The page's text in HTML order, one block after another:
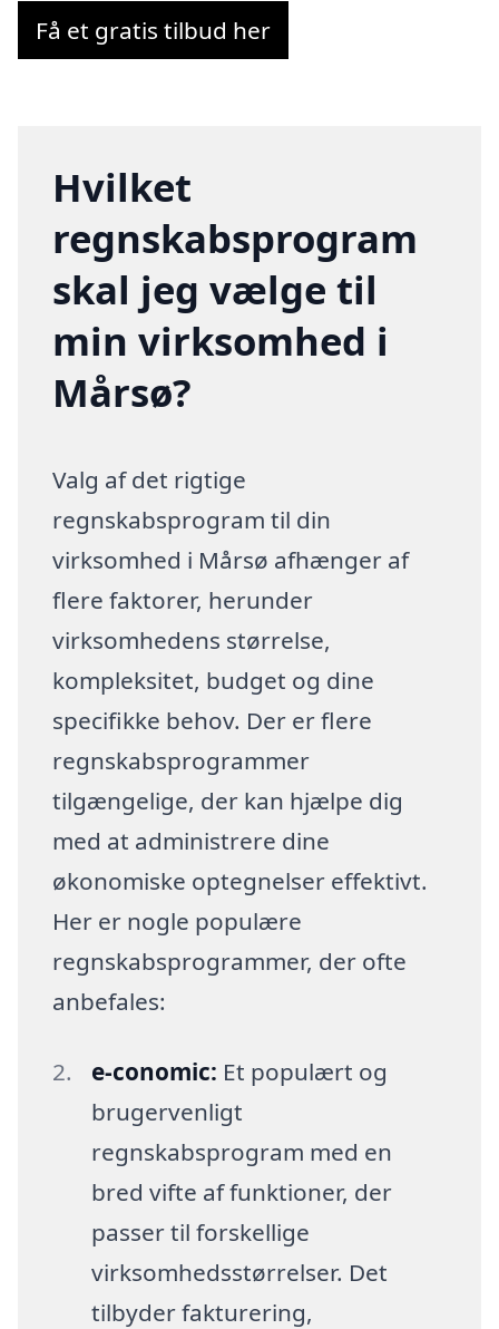
Få et gratis tilbud her
Hvilket
regnskabsprogram
skal jeg vælge til
min virksomhed i
Mårsø?
Valg af det rigtige
regnskabsprogram til din
virksomhed i Mårsø afhænger af
flere faktorer, herunder
virksomhedens størrelse,
kompleksitet, budget og dine
specifikke behov. Der er flere
regnskabsprogrammer
tilgængelige, der kan hjælpe dig
med at administrere dine
økonomiske optegnelser effektivt.
Her er nogle populære
regnskabsprogrammer, der ofte
anbefales:
e-conomic: Et populært og
brugervenligt
regnskabsprogram med en
bred vifte af funktioner, der
passer til forskellige
virksomhedsstørrelser. Det
tilbyder fakturering,